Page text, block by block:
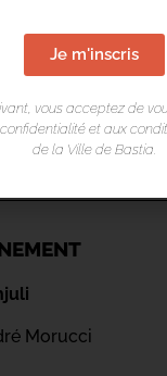
Morucci
Je m'inscris
vous acceptez de
et aux
de la Ville de Bastia.